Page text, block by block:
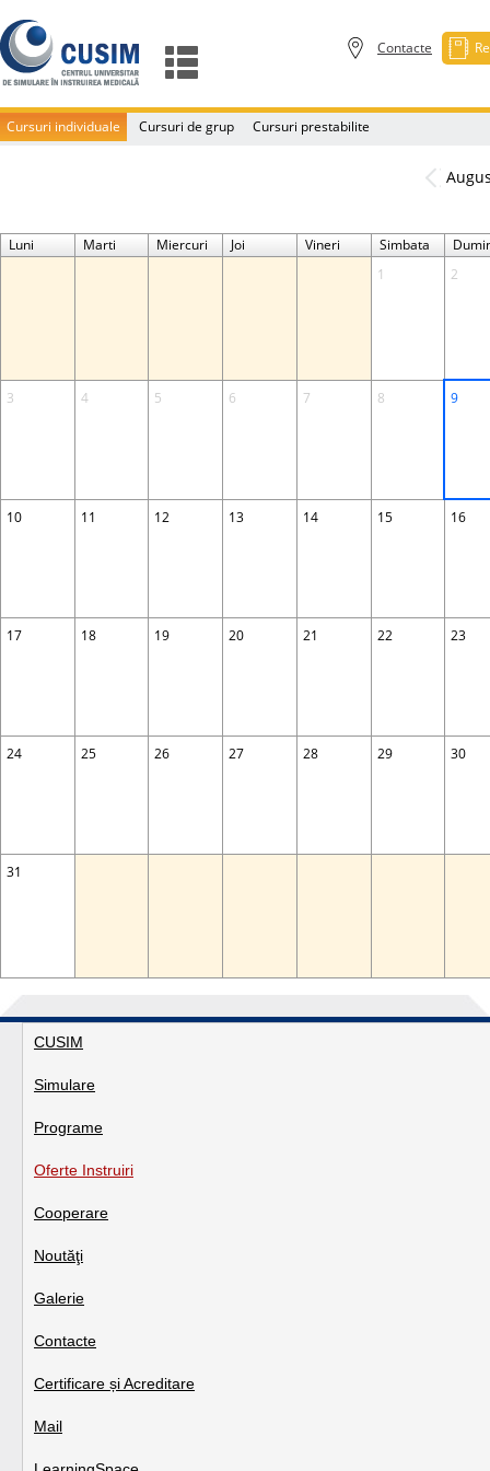
Contacte
Cursuri individuale Cursuri de grup Cursuri prestabilite
Luni Marti Miercuri Joi Vineri Simbata
1
2
3 4 5 6 7 8 9
10 11 12 13 14 15 16
17 18 19 20 21 22 23
24 25 26 27 28 29 30
31
CUSIM
Simulare
Programe
Oferte Instruiri
Cooperare
Noutăţi
Galerie
Contacte
Certificare și Acreditare
Mail